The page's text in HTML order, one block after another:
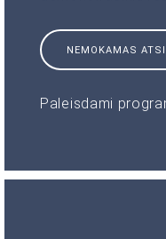
NEMOKAMAS
Paleisdami